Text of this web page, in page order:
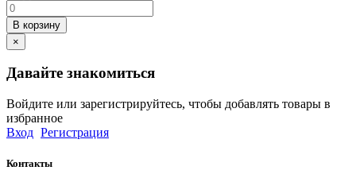
В корзину
×
Давайте знакомиться
Войдите или зарегистрируйтесь, чтобы добавлять товары в
избранное
Вход Регистрация
Контакты